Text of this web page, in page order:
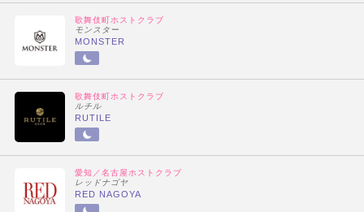
歌舞伎町ホストクラブ
モンスター
MONSTER
歌舞伎町ホストクラブ
ルチル
RUTILE
愛知／名古屋ホストクラブ
レッドナゴヤ
RED NAGOYA